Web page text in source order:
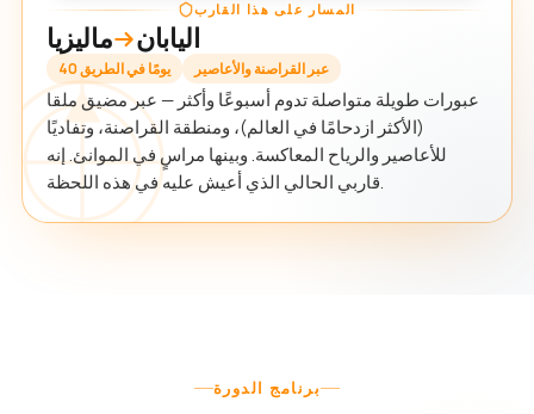
المسار على هذا القارب
ماليزيا اليابان
40 يومًا في الطريق عبر القراصنة والأعاصير
عبورات طويلة متواصلة تدوم أسبوعًا وأكثر — عبر مضيق ملقا
(الأكثر ازدحامًا في العالم)، ومنطقة القراصنة، وتفاديًا
للأعاصير والرياح المعاكسة. وبينها مراسٍ في الموانئ. إنه
قاربي الحالي الذي أعيش عليه في هذه اللحظة.
برنامج الدورة